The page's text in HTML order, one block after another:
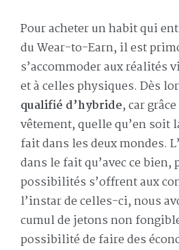
Pour acheter un habit qui
du Wear-to-Earn, il est
s’accommoder aux réalités
et à celles physiques. Dès
qualifié d’hybride, car
vêtement, quelle qu’en soit
fait dans les deux mondes.
dans le fait qu’avec ce bien,
possibilités s’offrent aux
l’instar de celles-ci, nous
cumul de jetons non
possibilité de faire des